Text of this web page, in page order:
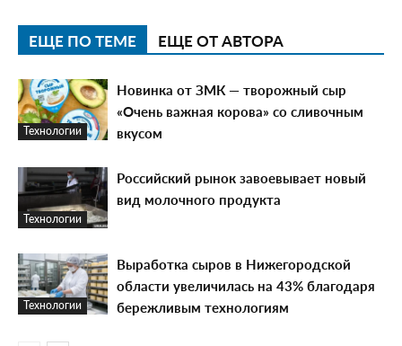
ЕЩЕ ПО ТЕМЕ ЕЩЕ ОТ АВТОРА
Технологии
Новинка от ЗМК — творожный сыр
«Очень важная корова» со сливочным
вкусом
Технологии
Российский рынок завоевывает новый
вид молочного продукта
Технологии
Выработка сыров в Нижегородской
области увеличилась на 43% благодаря
бережливым технологиям